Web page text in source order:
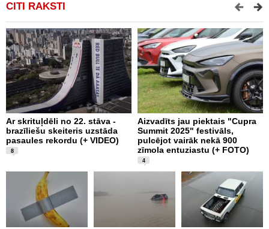
CITI RAKSTI
Ar skrituļdēli no 22. stāva -
brazīliešu skeiteris uzstāda
pasaules rekordu (+ VIDEO)
8
Aizvadīts jau piektais "Cupra
Summit 2025" festivāls,
pulcējot vairāk nekā 900
zīmola entuziastu (+ FOTO)
4